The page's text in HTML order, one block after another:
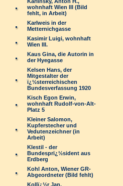
wohnhaft Wien III (Bild
fehlt, in Arbeit)
Karlweis in der
Metternichgasse
Kasimir Luigi, wohnhaft
Wien III.
Kaus Gina, die Autorin in
der Hyegasse
Kelsen Hans, der
Mitgestalter der
ï¿½sterreichischen
Bundesverfassung 1920
Kisch Egon Erwin,
wohnhaft Rudolf-von-Alt-
Platz 5
Kleiner Salomon,
Kupferstecher und
Vedutenzeichner (in
Arbeit)
Klestil - der
Bundesprï¿½sident aus
Erdberg
Kohl Anton, Wiener GR-
Abgeordneter (Bild fehlt)
Kollï¿½r Jan,